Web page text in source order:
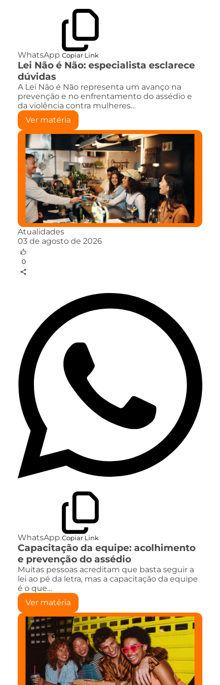
WhatsApp Copiar Link
Lei Não é Não: especialista esclarece
dúvidas
A Lei Não é Não representa um avanço na
prevenção e no enfrentamento do assédio e
da violência contra mulheres…
Ver matéria
Atualidades
03 de agosto de 2026
0
WhatsApp Copiar Link
Capacitação da equipe: acolhimento
e prevenção do assédio
Muitas pessoas acreditam que basta seguir a
lei ao pé da letra, mas a capacitação da equipe
é o que…
Ver matéria